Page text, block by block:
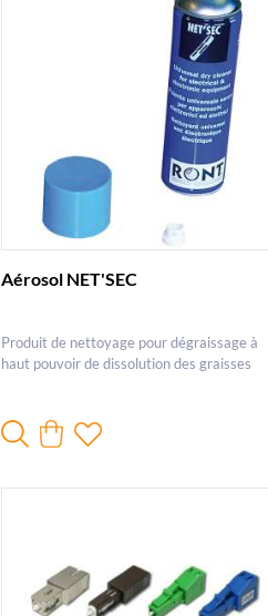
Aérosol NET'SEC
Produit de nettoyage pour dégraissage à
haut pouvoir de dissolution des graisses